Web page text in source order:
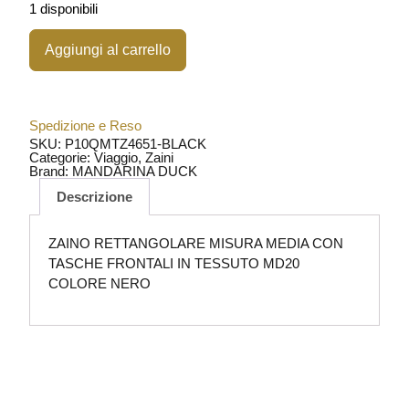
1 disponibili
Aggiungi al carrello
Spedizione e Reso
SKU: P10QMTZ4651-BLACK
Categorie:Viaggio,Zaini
Brand: MANDARINA DUCK
Descrizione
ZAINO RETTANGOLARE MISURA MEDIA CON
TASCHE FRONTALI IN TESSUTO MD20
COLORE NERO